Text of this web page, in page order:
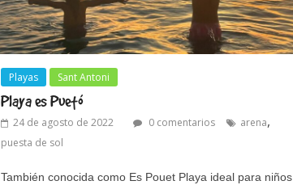
Playas Sant Antoni
Playa es Puetó
24 de agosto de 2022 0 comentarios arena,
puesta de sol
También conocida como Es Pouet Playa ideal para niños